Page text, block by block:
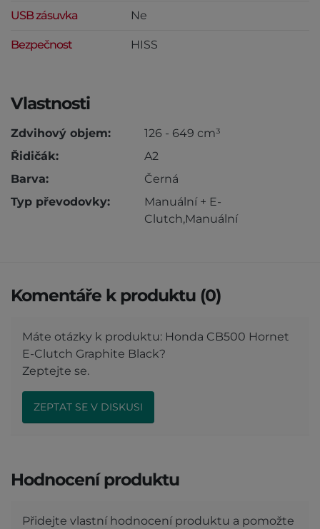
USB zásuvka Ne
Bezpečnost HISS
Vlastnosti
Zdvihový objem:
126 - 649 cm³
Řidičák:
A2
Barva:
Černá
Typ převodovky:
Manuální + E-
Clutch,Manuální
Komentáře k produktu (0)
Máte otázky k produktu: Honda CB500 Hornet
E-Clutch Graphite Black?
Zeptejte se.
ZEPTAT SE V DISKUSI
Hodnocení produktu
Přidejte vlastní hodnocení produktu a pomožte